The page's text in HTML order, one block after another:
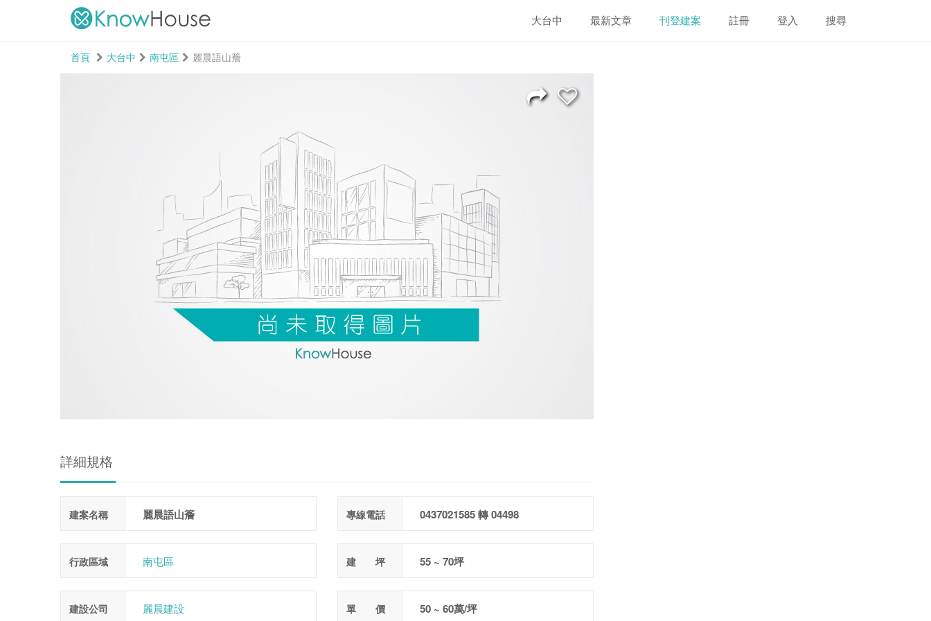
大台中 最新文章 刊登建案 註冊 登入 搜尋
首頁 大台中 南屯區 麗晨語山簷
詳細規格
建案名稱 麗晨語山簷
行政區域 南屯區
建設公司 麗晨建設
專線電話 0437021585 轉 04498
建 坪 55 ~ 70坪
單 價 50 ~ 60萬/坪